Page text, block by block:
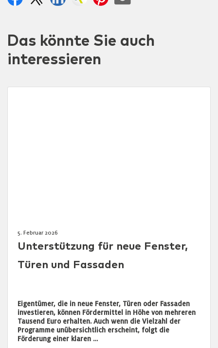
Das könnte Sie auch
interessieren
5. Februar 2026
Unterstützung für neue Fenster,
Türen und Fassaden
Eigentümer, die in neue Fenster, Türen oder Fassaden
investieren, können Fördermittel in Höhe von mehreren
Tausend Euro erhalten. Auch wenn die Vielzahl der
Programme unübersichtlich erscheint, folgt die
Förderung einer klaren …